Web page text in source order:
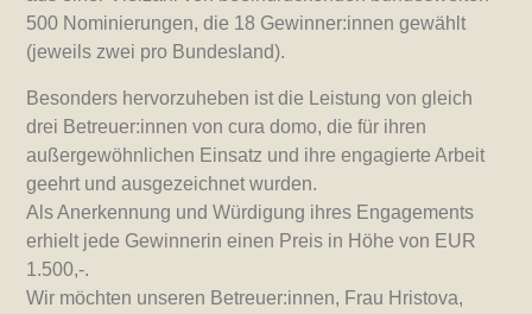
500 Nominierungen, die 18 Gewinner:innen gewählt
(jeweils zwei pro Bundesland).
Besonders hervorzuheben ist die Leistung von gleich
drei Betreuer:innen von cura domo, die für ihren
außergewöhnlichen Einsatz und ihre engagierte Arbeit
geehrt und ausgezeichnet wurden.
Als Anerkennung und Würdigung ihres Engagements
erhielt jede Gewinnerin einen Preis in Höhe von EUR
1.500,-.
Wir möchten unseren Betreuer:innen, Frau Hristova,